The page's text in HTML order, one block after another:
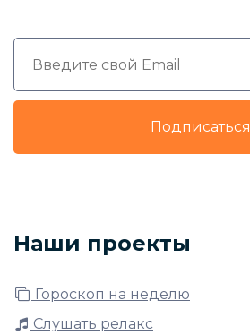
Подписаться
Наши проекты
Гороскоп на неделю
Слушать релакс